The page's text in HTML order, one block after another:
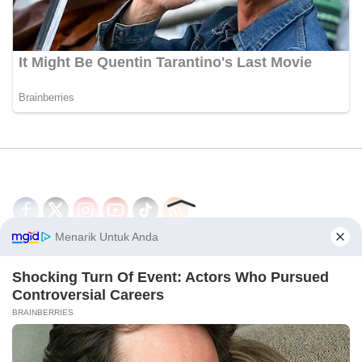
Disclaimer Redaksi
PEDOMAN MEDIA SIBER
© 2026 - CakrawalaNews.co